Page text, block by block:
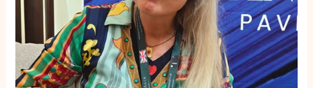
weg
te
kijken